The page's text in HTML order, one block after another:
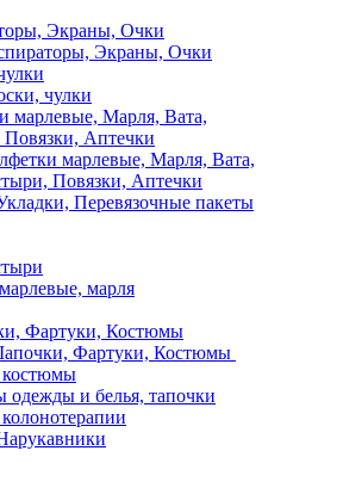
Экраны, Очки
Экраны, Очки
чулки
марлевые, Марля, Вата,
Аптечки
марлевые, Марля, Вата,
Повязки, Аптечки
Перевязочные пакеты
марля
Фартуки, Костюмы
Фартуки, Костюмы
одежды и белья, тапочки